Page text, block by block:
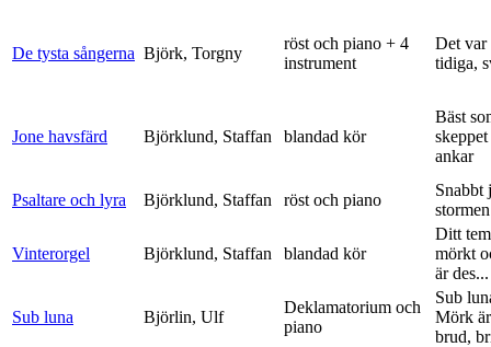
De tysta sångerna Björk, Torgny
röst och piano + 4
instrument
Det var
tidiga,
Jone havsfärd Björklund, Staffan blandad kör
Bäst
ankar
Psaltare och lyra Björklund, Staffan röst och piano
Snabbt
Vinterorgel Björklund, Staffan blandad kör
Ditt
mörkt
är des...
Sub luna Björlin, Ulf
Deklamatorium och
piano
Sub
Mörk
brud,